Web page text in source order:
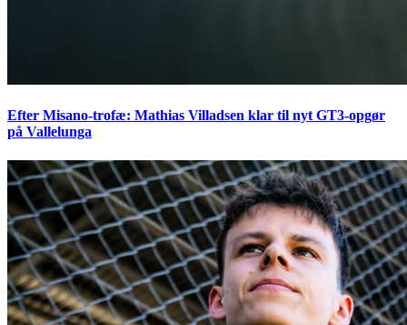
Efter Misano-trofæ: Mathias Villadsen klar til nyt GT3-opgør
på Vallelunga